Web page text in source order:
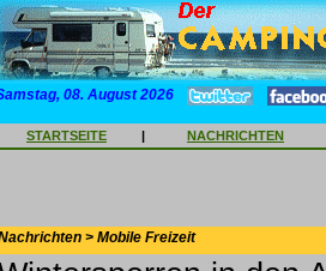
08. August 2026
STARTSEITE | NACHRICHTEN
> Mobile Freizeit